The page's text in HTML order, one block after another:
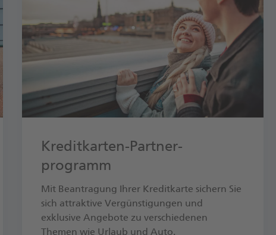
Kredit­karten-Partner­
programm
Mit Beantragung Ihrer Kreditkarte sichern Sie
sich attraktive Vergünstigungen und
exklusive Angebote zu verschiedenen
Themen wie Urlaub und Auto.